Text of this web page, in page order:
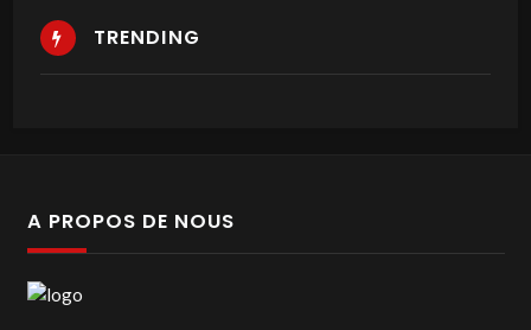
TRENDING
A PROPOS DE NOUS